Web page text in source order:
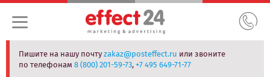
Пишите на нашу почтуzakaz@posteffect.ru или звоните
по телефонам8 (800) 201-59-73,+7 495 649-71-77